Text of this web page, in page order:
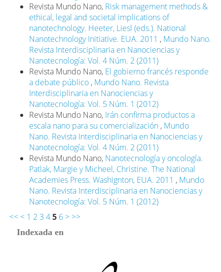
Revista Mundo Nano, Risk management methods &
ethical, legal and societal implications of
nanotechnology. Heeter, Liesl (eds.). National
Nanotechnology Initiative. EUA. 2011 , Mundo Nano.
Revista Interdisciplinaria en Nanociencias y
Nanotecnología: Vol. 4 Núm. 2 (2011)
Revista Mundo Nano, El gobierno francés responde
a debate público , Mundo Nano. Revista
Interdisciplinaria en Nanociencias y
Nanotecnología: Vol. 5 Núm. 1 (2012)
Revista Mundo Nano, Irán confirma productos a
escala nano para su comercialización , Mundo
Nano. Revista Interdisciplinaria en Nanociencias y
Nanotecnología: Vol. 4 Núm. 2 (2011)
Revista Mundo Nano, Nanotecnología y oncología.
Patlak, Margie y Micheel, Christine. The National
Academies Press. Washignton, EUA. 2011 , Mundo
Nano. Revista Interdisciplinaria en Nanociencias y
Nanotecnología: Vol. 5 Núm. 1 (2012)
<< < 1 2 3 4 5 6 > >>
Indexada en